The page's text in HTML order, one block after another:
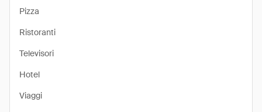
Pizza
Ristoranti
Televisori
Hotel
Viaggi